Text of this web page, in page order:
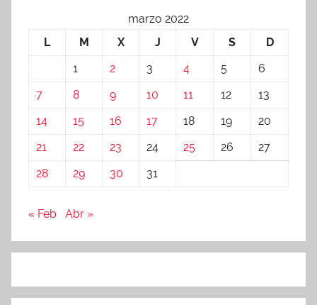
marzo 2022
L
M X J V S
D
1
2 3 4 5
6
7
8 9 10 11 12
13
14
15 16 17 18 19
20
21
22 23 24 25 26
27
28
29 30 31
« Feb Abr »